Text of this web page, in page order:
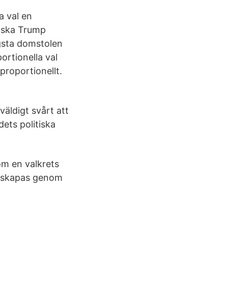
val en
Trump
domstolen
val
svårt att
politiska
en valkrets
genom